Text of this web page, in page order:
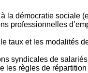
la démocratie sociale
professionnelles
taux et les modalités
syndicales de
les règles de répartition